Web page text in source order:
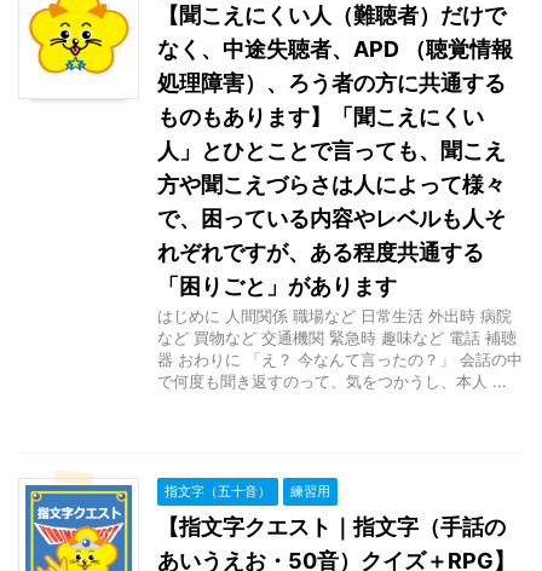
【聞こえにくい人（難聴者）だけで
なく、中途失聴者、APD （聴覚情報
処理障害）、ろう者の方に共通する
ものもあります】「聞こえにくい
人」とひとことで言っても、聞こえ
方や聞こえづらさは人によって様々
で、困っている内容やレベルも人そ
れぞれですが、ある程度共通する
「困りごと」があります
はじめに 人間関係 職場など 日常生活 外出時 病院
など 買物など 交通機関 緊急時 趣味など 電話 補聴
器 おわりに 「え？ 今なんて言ったの？」 会話の中
で何度も聞き返すのって、気をつかうし、本人 ...
指文字（五十音） 練習用
【指文字クエスト｜指文字（手話の
あいうえお・50音）クイズ＋RPG】